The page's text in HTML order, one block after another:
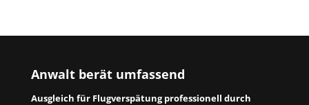
Anwalt berät umfassend
Ausgleich für Flugverspätung professionell durch